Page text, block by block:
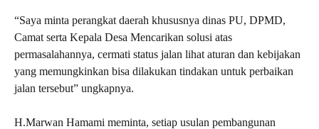
“Saya minta perangkat daerah khususnya dinas PU, DPMD,
Camat serta Kepala Desa Mencarikan solusi atas
permasalahannya, cermati status jalan lihat aturan dan kebijakan
yang memungkinkan bisa dilakukan tindakan untuk perbaikan
jalan tersebut” ungkapnya.
H.Marwan Hamami meminta, setiap usulan pembangunan